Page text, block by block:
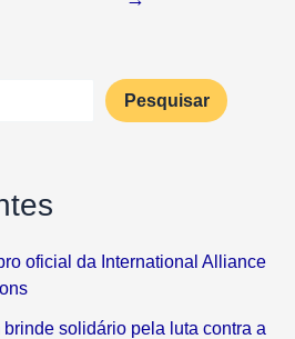
Pesquisar
oficial da International Alliance
solidário pela luta contra a